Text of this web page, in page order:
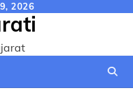
2026